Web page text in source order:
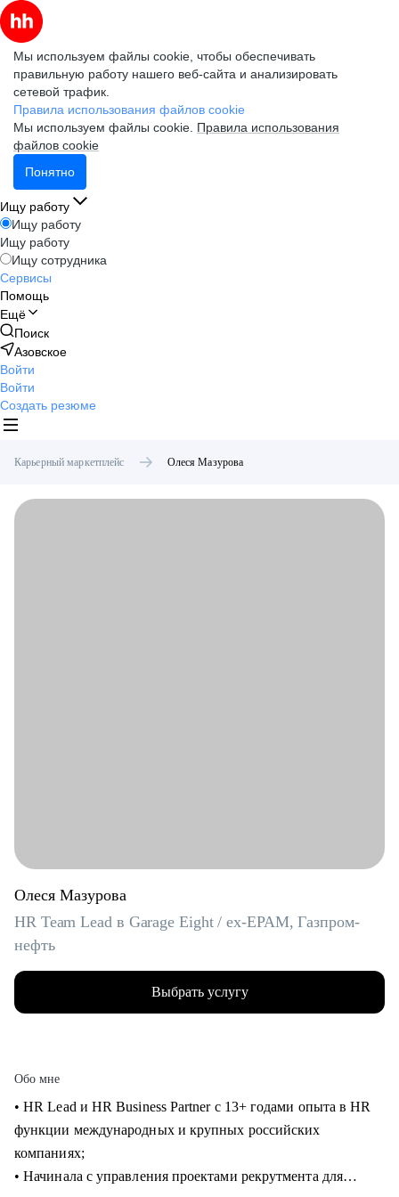
Мы используем файлы cookie, чтобы обеспечивать
правильную работу нашего веб-сайта и анализировать
сетевой трафик.
Правила использования файлов cookie
Мы используем файлы cookie. Правила использования
файлов cookie
Понятно
Ищу работу
Ищу работу
Ищу работу
Ищу сотрудника
Сервисы
Помощь
Ещё
Поиск
Азовское
Войти
Войти
Создать резюме
Карьерный маркетплейс Олеся Мазурова
Олеся Мазурова
HR Team Lead в Garage Eight / ex-EPAM, Газпром-
нефть
Выбрать услугу
Обо мне
• HR Lead и HR Business Partner с 13+ годами опыта в HR
функции международных и крупных российских
компаниях;
• Начинала с управления проектами рекрутмента для